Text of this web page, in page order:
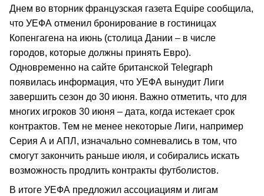
Днем во вторник французская газета Equipe сообщила,
что УЕФА отменил бронирование в гостиницах
Копенгагена на июнь (столица Дании – в числе
городов, которые должны принять Евро).
Одновременно на сайте британской Telegraph
появилась информация, что УЕФА вынудит Лиги
завершить сезон до 30 июня. Важно отметить, что для
многих игроков 30 июня – дата, когда истекает срок
контрактов. Тем не менее некоторые Лиги, например
Серия А и АПЛ, изначально сомневались в том, что
смогут закончить раньше июля, и собирались искать
возможность продлить контракты футболистов.
В итоге УЕФА предложил ассоциациям и лигам